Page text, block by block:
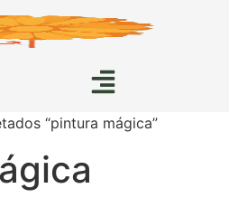
“pintura mágica”